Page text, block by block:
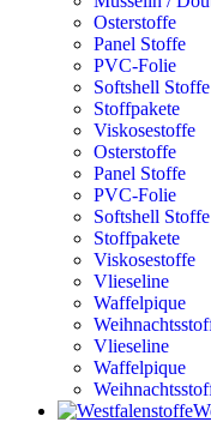
Osterstoffe
Panel Stoffe
PVC-Folie
Softshell Stoffe
Stoffpakete
Viskosestoffe
Osterstoffe
Panel Stoffe
PVC-Folie
Softshell Stoffe
Stoffpakete
Viskosestoffe
Vlieseline
Waffelpique
Vlieseline
Waffelpique